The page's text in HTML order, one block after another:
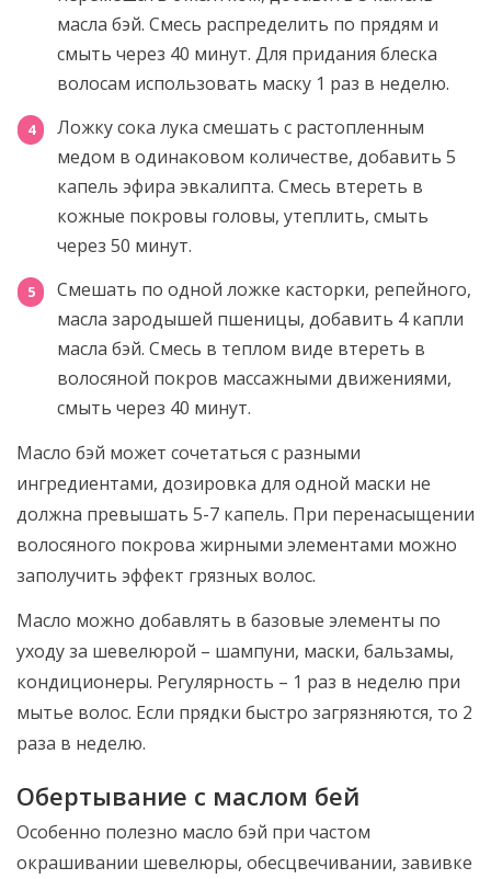
масла бэй. Смесь распределить по прядям и
смыть через 40 минут. Для придания блеска
волосам использовать маску 1 раз в неделю.
Ложку сока лука смешать с растопленным
медом в одинаковом количестве, добавить 5
капель эфира эвкалипта. Смесь втереть в
кожные покровы головы, утеплить, смыть
через 50 минут.
Смешать по одной ложке касторки, репейного,
масла зародышей пшеницы, добавить 4 капли
масла бэй. Смесь в теплом виде втереть в
волосяной покров массажными движениями,
смыть через 40 минут.
Масло бэй может сочетаться с разными
ингредиентами, дозировка для одной маски не
должна превышать 5-7 капель. При перенасыщении
волосяного покрова жирными элементами можно
заполучить эффект грязных волос.
Масло можно добавлять в базовые элементы по
уходу за шевелюрой – шампуни, маски, бальзамы,
кондиционеры. Регулярность – 1 раз в неделю при
мытье волос. Если прядки быстро загрязняются, то 2
раза в неделю.
Обертывание с маслом бей
Особенно полезно масло бэй при частом
окрашивании шевелюры, обесцвечивании, завивке